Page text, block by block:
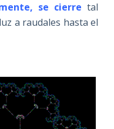
se cierre tal
a raudales hasta el